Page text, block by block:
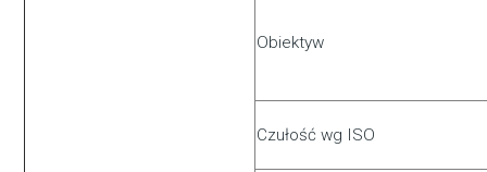
Obiektyw
Czułość wg ISO